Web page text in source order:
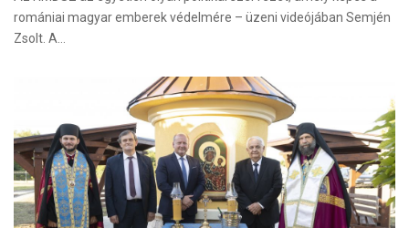
romániai magyar emberek védelmére – üzeni videójában Semjén
Zsolt. A…